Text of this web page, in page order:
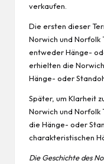
verkaufen.
Die ersten dieser
Norwich und Norfolk
entweder Hänge-
erhielten die
Hänge- oder
Später, um Klarheit
Norwich und
die Hänge- oder
charakteristischen
Die Geschichte des